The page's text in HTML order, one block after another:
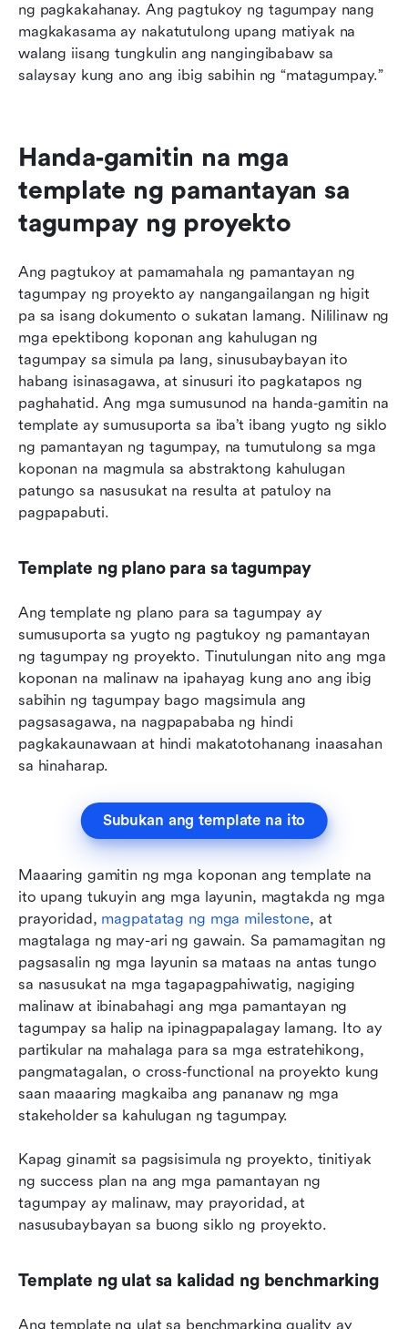
ng pagkakahanay. Ang pagtukoy ng tagumpay nang
magkakasama ay nakatutulong upang matiyak na
walang iisang tungkulin ang nangingibabaw sa
salaysay kung ano ang ibig sabihin ng “matagumpay.”
Handa‑gamitin na mga
template ng pamantayan sa
tagumpay ng proyekto
Ang pagtukoy at pamamahala ng pamantayan ng
tagumpay ng proyekto ay nangangailangan ng higit
pa sa isang dokumento o sukatan lamang. Nililinaw ng
mga epektibong koponan ang kahulugan ng
tagumpay sa simula pa lang, sinusubaybayan ito
habang isinasagawa, at sinusuri ito pagkatapos ng
paghahatid. Ang mga sumusunod na handa‑gamitin na
template ay sumusuporta sa iba’t ibang yugto ng siklo
ng pamantayan ng tagumpay, na tumutulong sa mga
koponan na magmula sa abstraktong kahulugan
patungo sa nasusukat na resulta at patuloy na
pagpapabuti.
Template ng plano para sa tagumpay
Ang template ng plano para sa tagumpay ay
sumusuporta sa yugto ng pagtukoy ng pamantayan
ng tagumpay ng proyekto. Tinutulungan nito ang mga
koponan na malinaw na ipahayag kung ano ang ibig
sabihin ng tagumpay bago magsimula ang
pagsasagawa, na nagpapababa ng hindi
pagkakaunawaan at hindi makatotohanang inaasahan
sa hinaharap.
Subukan ang template na ito
Maaaring gamitin ng mga koponan ang template na
ito upang tukuyin ang mga layunin, magtakda ng mga
prayoridad, magpatatag ng mga milestone, at
magtalaga ng may-ari ng gawain. Sa pamamagitan ng
pagsasalin ng mga layunin sa mataas na antas tungo
sa nasusukat na mga tagapagpahiwatig, nagiging
malinaw at ibinabahagi ang mga pamantayan ng
tagumpay sa halip na ipinagpapalagay lamang. Ito ay
partikular na mahalaga para sa mga estratehikong,
pangmatagalan, o cross‑functional na proyekto kung
saan maaaring magkaiba ang pananaw ng mga
stakeholder sa kahulugan ng tagumpay.
Kapag ginamit sa pagsisimula ng proyekto, tinitiyak
ng success plan na ang mga pamantayan ng
tagumpay ay malinaw, may prayoridad, at
nasusubaybayan sa buong siklo ng proyekto.
Template ng ulat sa kalidad ng benchmarking
Ang template ng ulat sa benchmarking quality ay